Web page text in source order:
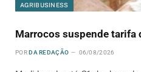
AGRIBUSINESS
Marrocos suspende tarifa
POR DA REDAÇÃO 06/08/2026